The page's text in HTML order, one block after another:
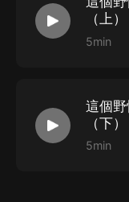
（上）
5min
這個
（下）
5min